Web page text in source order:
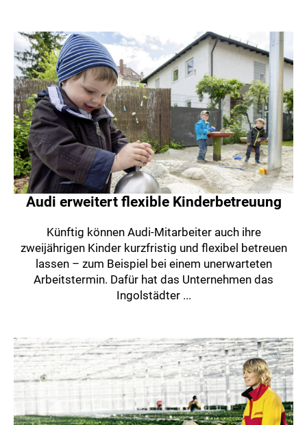
Audi erweitert flexible Kinderbetreuung
Künftig können Audi-Mitarbeiter auch ihre
zweijährigen Kinder kurzfristig und flexibel betreuen
lassen – zum Beispiel bei einem unerwarteten
Arbeitstermin. Dafür hat das Unternehmen das
Ingolstädter ...